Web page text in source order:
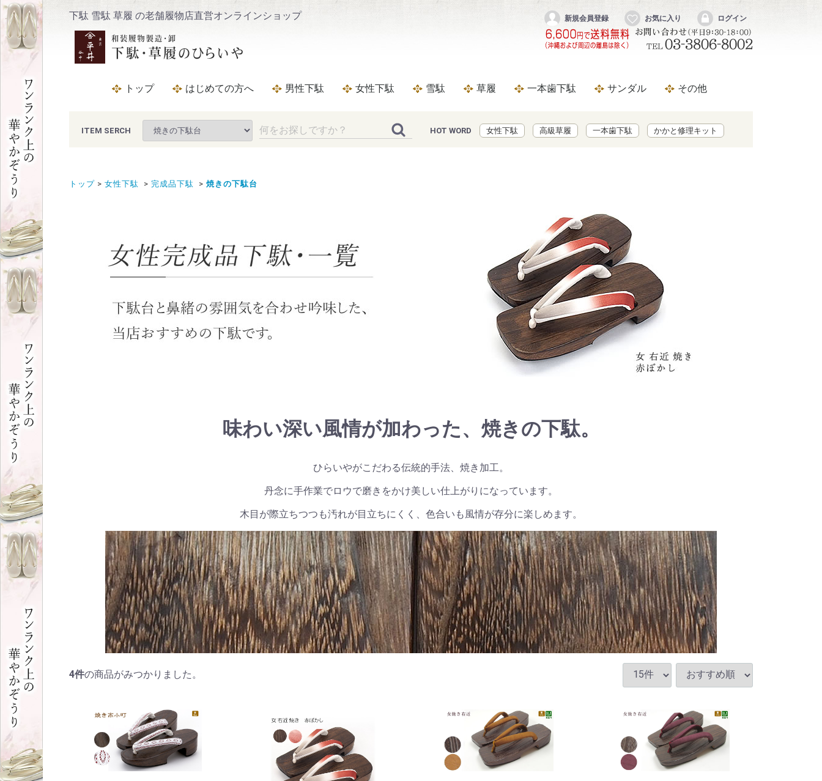
下駄 雪駄 草履 の老舗履物店直営オンラインショップ
をお探しなら下駄・草履のひらいや
新規会員登録 お気に入り ログイン
トップ はじめての方へ
よくある質問
サイズについて
メンテナンス
会社概要
男性下駄
男前下駄
白木の下駄台
焼きの下駄台
黒塗の下駄台
畳表（茶竹）の下駄台
畳表（墨黒）の下駄台
個性的な下駄台
女性下駄 雪駄 草履 一本歯下駄 サンダル その他
ITEM SERCH HOT WORD 女性下駄 高級草履 一本歯下駄 かかと修理キット
トップ 女性下駄 完成品下駄 焼きの下駄台
味わい深い風情が加わった、焼きの下駄。
ひらいやがこだわる伝統的手法、焼き加工。
丹念に手作業でロウで磨きをかけ美しい仕上がりになっています。
木目が際立ちつつも汚れが目立ちにくく、色合いも風情が存分に楽しめます。
4件の商品がみつかりました。